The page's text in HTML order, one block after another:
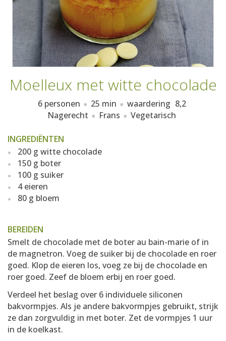
Moelleux met witte chocolade
6 personen 25 min waardering 8,2
Nagerecht
Frans Vegetarisch
INGREDIËNTEN
200 g witte chocolade
150 g boter
100 g suiker
4 eieren
80 g bloem
BEREIDEN
Smelt de chocolade met de boter au bain-marie of in
de magnetron. Voeg de suiker bij de chocolade en roer
goed. Klop de eieren los, voeg ze bij de chocolade en
roer goed. Zeef de bloem erbij en roer goed.
Verdeel het beslag over 6 individuele siliconen
bakvormpjes. Als je andere bakvormpjes gebruikt, strijk
ze dan zorgvuldig in met boter. Zet de vormpjes 1 uur
in de koelkast.